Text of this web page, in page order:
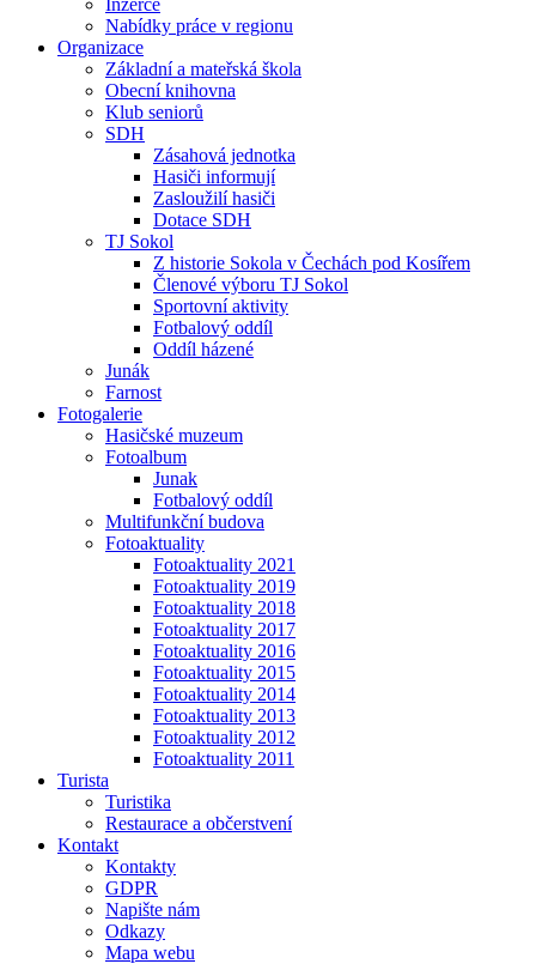
Inzerce
Nabídky práce v regionu
Organizace
Základní a mateřská škola
Obecní knihovna
Klub seniorů
SDH
Zásahová jednotka
Hasiči informují
Zasloužilí hasiči
Dotace SDH
TJ Sokol
Z historie Sokola v Čechách pod Kosířem
Členové výboru TJ Sokol
Sportovní aktivity
Fotbalový oddíl
Oddíl házené
Junák
Farnost
Fotogalerie
Hasičské muzeum
Fotoalbum
Junak
Fotbalový oddíl
Multifunkční budova
Fotoaktuality
Fotoaktuality 2021
Fotoaktuality 2019
Fotoaktuality 2018
Fotoaktuality 2017
Fotoaktuality 2016
Fotoaktuality 2015
Fotoaktuality 2014
Fotoaktuality 2013
Fotoaktuality 2012
Fotoaktuality 2011
Turista
Turistika
Restaurace a občerstvení
Kontakt
Kontakty
GDPR
Napište nám
Odkazy
Mapa webu